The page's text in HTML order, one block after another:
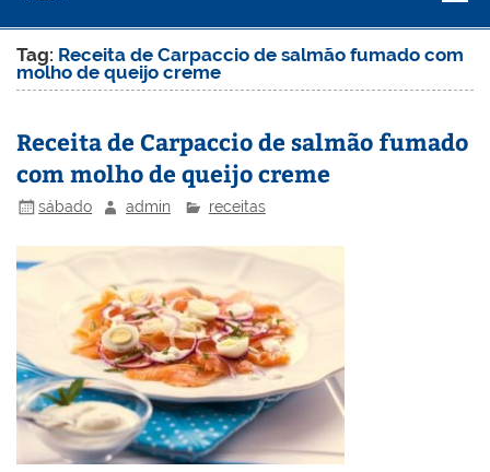
Tag: Receita de Carpaccio de salmão fumado com
molho de queijo creme
Receita de Carpaccio de salmão fumado
com molho de queijo creme
sábado admin receitas